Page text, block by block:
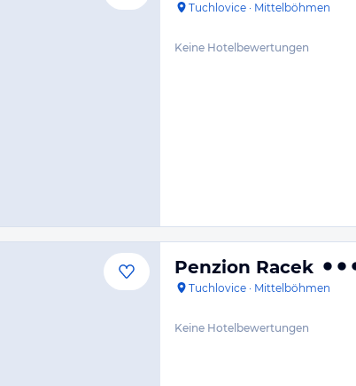
Tuchlovice · Mittelböhmen
Keine Hotelbewertungen
Penzion Racek
Tuchlovice · Mittelböhmen
Keine Hotelbewertungen